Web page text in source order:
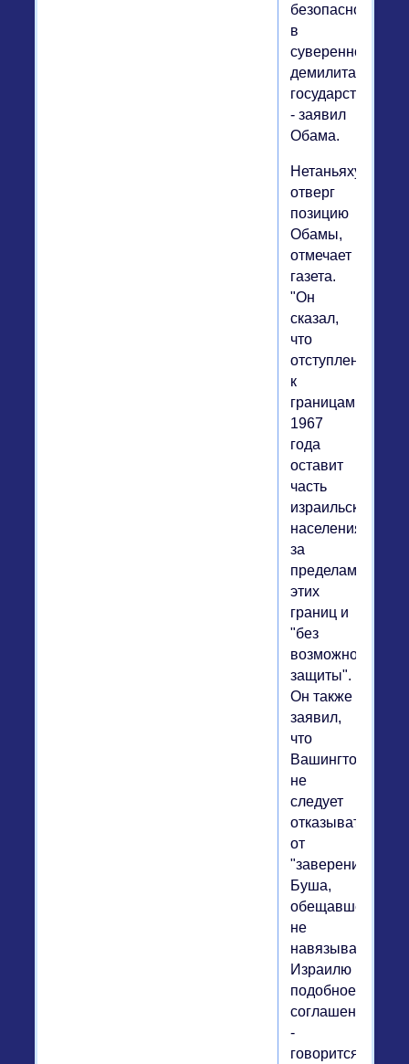
безопасность
в
суверенном
государстве",
- заявил
Обама.
Нетаньяху
отверг
позицию
Обамы,
отмечает
газета.
"Он
сказал,
что
отступление
к
границам
1967
года
оставит
часть
израильского
населения
за
пределами
этих
границ и
"без
возможности
защиты".
Он также
заявил,
что
Вашингтону
не
следует
отказываться
от
"заверений"
Буша,
обещавшего
не
навязывать
Израилю
подобное
соглашение",
-
говорится